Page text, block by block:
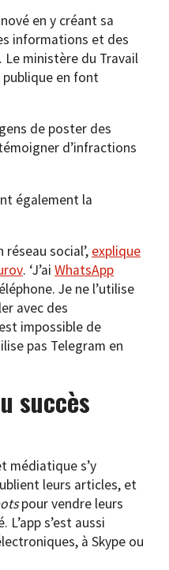
en y créant sa
informations et des
Le ministère du Travail
en font
de poster des
d’infractions
également la
réseau social’, explique
. ‘J’ai WhatsApp
Je ne l’utilise
avec des
impossible de
pas Telegram en
succès
médiatique s’y
leurs articles, et
pour vendre leurs
s’est aussi
à Skype ou